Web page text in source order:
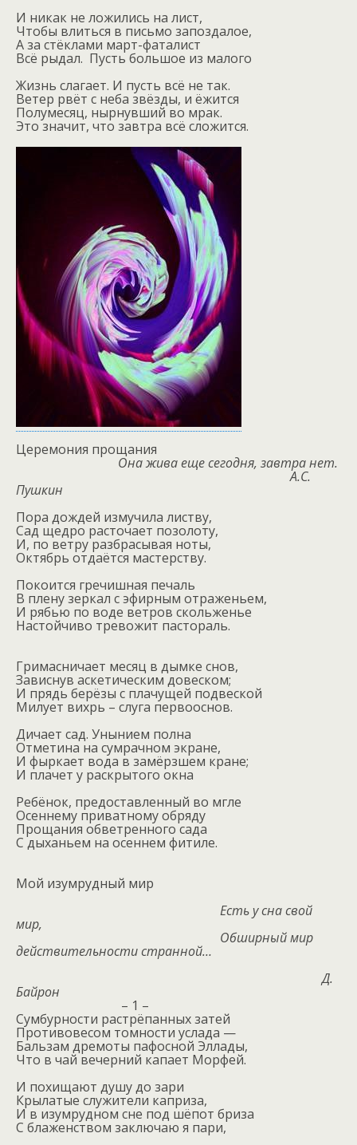
И никак не ложились на лист,
Чтобы влиться в письмо запоздалое,
А за стёклами март-фаталист
Всё рыдал. Пусть большое из малого
Жизнь слагает. И пусть всё не так.
Ветер рвёт с неба звёзды, и ёжится
Полумесяц, нырнувший во мрак.
Это значит, что завтра всё сложится.
Церемония прощания
Она жива еще сегодня, завтра нет.
А.С.
Пушкин
Пора дождей измучила листву,
Сад щедро расточает позолоту,
И, по ветру разбрасывая ноты,
Октябрь отдаётся мастерству.
Покоится гречишная печаль
В плену зеркал с эфирным отраженьем,
И рябью по воде ветров скольженье
Настойчиво тревожит пастораль.
Гримасничает месяц в дымке снов,
Зависнув аскетическим довеском;
И прядь берёзы с плачущей подвеской
Милует вихрь – слуга первооснов.
Дичает сад. Унынием полна
Отметина на сумрачном экране,
И фыркает вода в замёрзшем кране;
И плачет у раскрытого окна
Ребёнок, предоставленный во мгле
Осеннему приватному обряду
Прощания обветренного сада
С дыханьем на осеннем фитиле.
Мой изумрудный мир
Есть у сна свой
мир,
Обширный мир
действительности странной…
Д.
Байрон
– 1 –
Сумбурности растрёпанных затей
Противовесом томности услада — ­­
Бальзам дремоты пафосной Эллады,
Что в чай вечерний капает Морфей.
И похищают душу до зари
Крылатые служители каприза,
И в изумрудном сне под шёпот бриза
С блаженством заключаю я пари,